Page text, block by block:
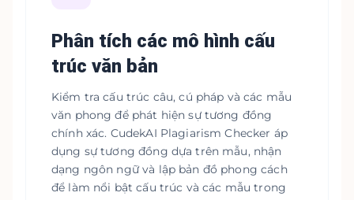
Phân tích các mô hình cấu
trúc văn bản
Kiểm tra cấu trúc câu, cú pháp và các mẫu
văn phong để phát hiện sự tương đồng
chính xác. CudekAI Plagiarism Checker áp
dụng sự tương đồng dựa trên mẫu, nhận
dạng ngôn ngữ và lập bản đồ phong cách
để làm nổi bật cấu trúc và các mẫu trong